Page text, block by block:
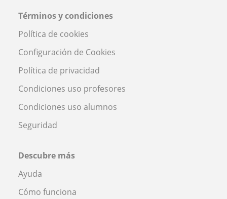
Términos y condiciones
Política de cookies
Configuración de Cookies
Política de privacidad
Condiciones uso profesores
Condiciones uso alumnos
Seguridad
Descubre más
Ayuda
Cómo funciona